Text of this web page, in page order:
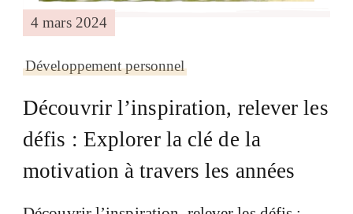
4 mars 2024
Développement personnel
Découvrir l’inspiration, relever les
défis : Explorer la clé de la
motivation à travers les années